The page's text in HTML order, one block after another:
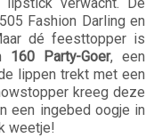
verwacht. De
Fashion Darling en
dé feesttopper is
160 Party-Goer, een
lippen trekt met een
kreeg deze
een ingebed oogje in
weetje!